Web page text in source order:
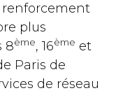
renforcement
plus
8ème, 16ème et
Paris de
de réseau